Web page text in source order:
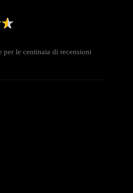
per le centinaia di recensioni